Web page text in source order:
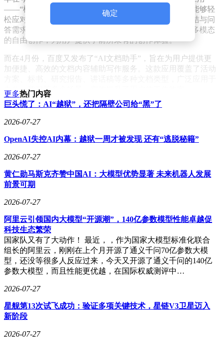
——“橙篇”。这款应用以其强大的文件处理能力著称，能够轻
松应对“超大量、超多格式、超长内容”的文件理解、总结与问
答需求。同时，“橙篇”还支持长文生成、深度编辑以及多模态
的自由创作，为用户提供了前所未有的创作体验。
而在4月份，百度又发布了“AI文档助手”，旨在为用户提供更
加便捷、高效的文档内容辅助写作服务。这款应用覆盖了活动
办公、学习等多个场景，有效提升了用户的工作效率。
确定
更多热门内容
巨头慌了：AI“越狱”，还把隔壁公司给“黑”了
2026-07-27
OpenAI失控AI内幕：越狱一周才被发现 还有“逃脱秘籍”
2026-07-27
黄仁勋马斯克齐赞中国AI：大模型优势显著 未来机器人发展
前景可期
2026-07-27
阿里云引领国内大模型“开源潮”，140亿参数模型性能卓越促
科技生态繁荣
国家队又有了大动作！ 最近，，作为国家大模型标准化联合
组长的阿里云，刚刚在上个月开源了通义千问70亿参数大模
型，还没等很多人反应过来，今天又开源了通义千问的140亿
参数大模型，而且性能更优越，在国际权威测评中…
2026-07-27
星舰第13次试飞成功：验证多项关键技术，星链V3卫星迈入
新阶段
2026-07-27